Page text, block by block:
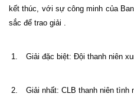
kết thúc, với sự công minh của
sắc để trao giải .
1. Giải đặc biệt: Đội thanh niên
2. Giải nhất: CLB thanh niên tình